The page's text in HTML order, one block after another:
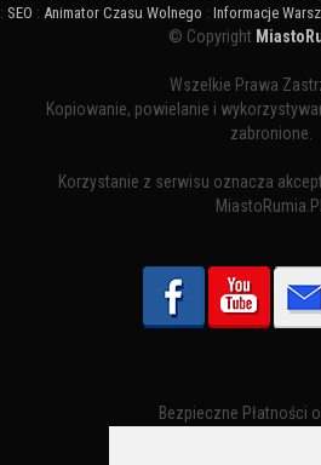
: SEO : Animator Czasu Wolnego : Informacje
© Copyright
Wszelkie Prawa
Kopiowanie, powielanie i
zabronione.
Korzystanie z serwisu oznacza
MiastoRumia.PL
Bezpieczne Płatności